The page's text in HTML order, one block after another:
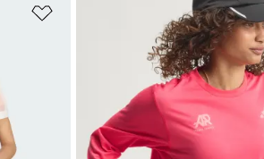
Añadir a la lista de deseos